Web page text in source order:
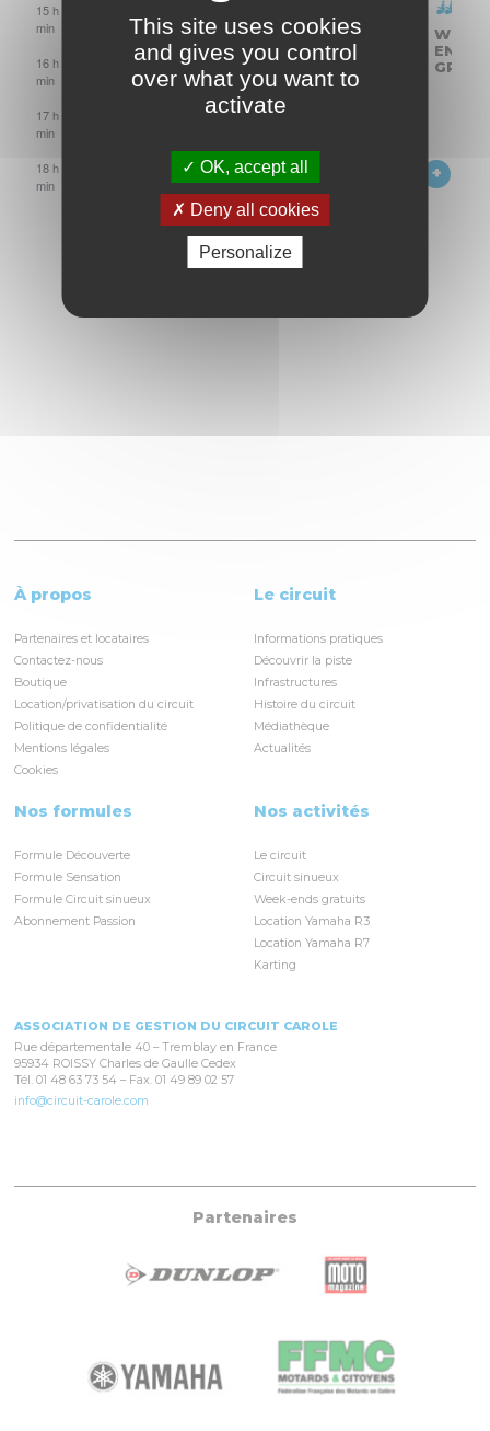
15 h 00
min
16 h 00
min
17 h 00
min
18 h 00
min
ROULAGE
RIDING
SENSATION
ACCÈS
MOTO
PAYANT
MOTO
SINUEUX
ACCÈS
MOTO
WEEK-
END
WEEK-
GRATUIT
WEEK-
END
À propos
Partenaires et locataires
Contactez-nous
Boutique
Location/privatisation du circuit
Politique de confidentialité
Mentions légales
Cookies
Le circuit
Informations pratiques
Découvrir la piste
Infrastructures
Histoire du circuit
Médiathèque
Actualités
Nos formules
Formule Découverte
Formule Sensation
Formule Circuit sinueux
Abonnement Passion
Nos activités
Le circuit
Circuit sinueux
Week-ends gratuits
Location Yamaha R3
Location Yamaha R7
Karting
ASSOCIATION DE GESTION DU CIRCUIT CAROLE
Rue départementale 40 – Tremblay en France
95934 ROISSY Charles de Gaulle Cedex
Tél. 01 48 63 73 54 – Fax. 01 49 89 02 57
info@circuit-carole.com
Partenaires
This site uses cookies
and gives you control
over what you want to
activate
OK, accept all
Deny all cookies
Personalize